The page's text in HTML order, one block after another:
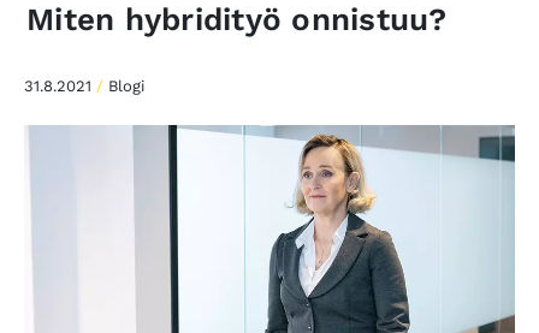
Miten hybridityö onnistuu?
31.8.2021 / Blogi